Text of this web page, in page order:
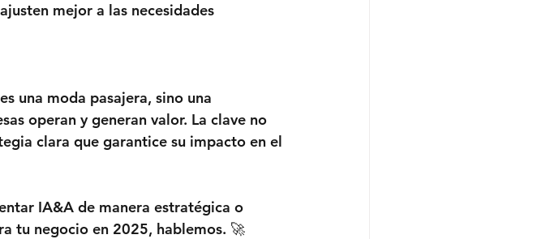
mejor a las necesidades
una moda pasajera, sino una
operan y generan valor. La clave no
clara que garantice su impacto en el
IA&A de manera estratégica o
tu negocio en 2025, hablemos. 🚀